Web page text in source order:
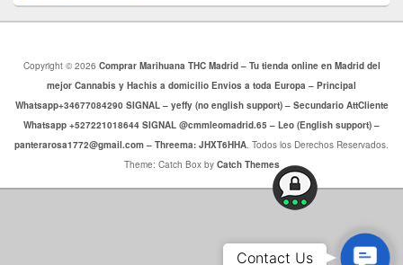
Copyright © 2026 Comprar Marihuana THC Madrid – Tu tienda online en Madrid del
mejor Cannabis y Hachis a domicilio Envios a toda Europa – Principal
Whatsapp+34677084290 SIGNAL – yeffy (no english support) – Secundario AttCliente
Whatsapp +527221018644 SIGNAL @cmmleomadrid.65 – Leo (English support) –
panterarosa1772@gmail.com – Threema: JHXT6HHA. Todos los Derechos Reservados.
Theme: Catch Box by Catch Themes
Contact Us